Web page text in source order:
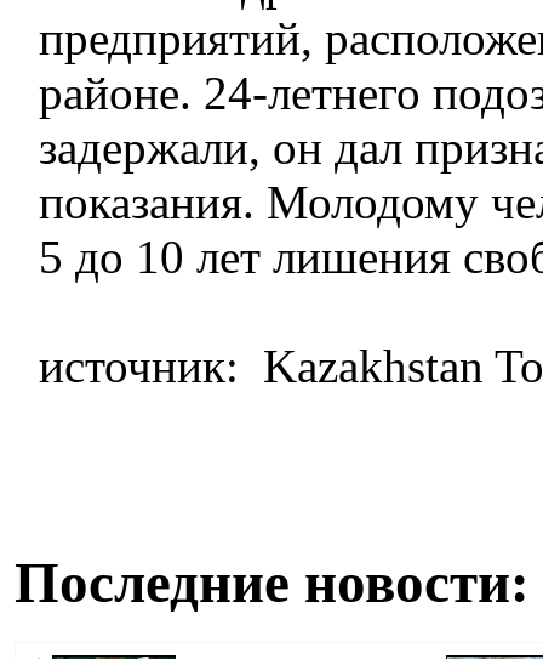
предприятий,
районе. 24-летнего
задержали, он дал
показания. Молодому
5 до 10 лет лишения
источник: Kazakhstan
Последние новости: